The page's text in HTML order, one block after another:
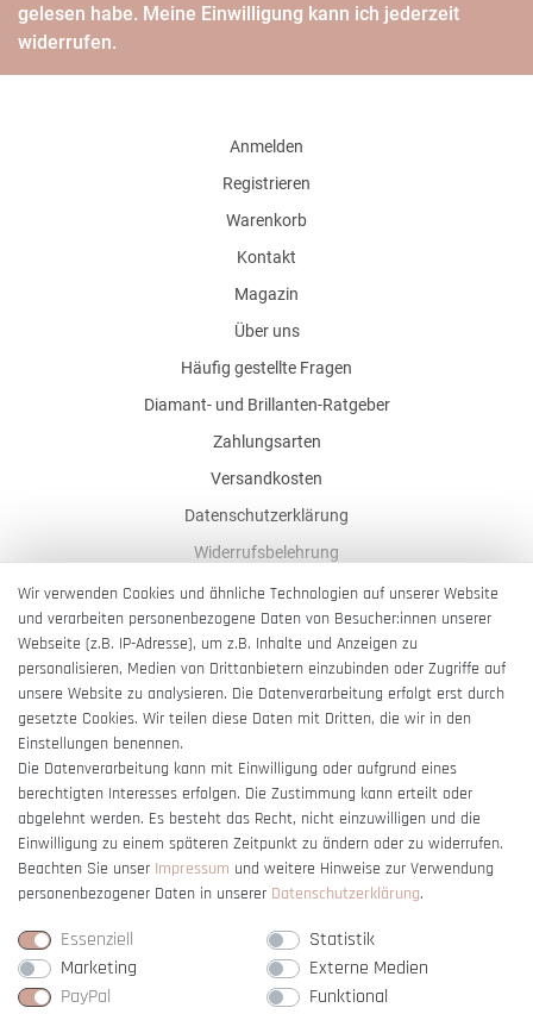
gelesen habe. Meine Einwilligung kann ich jederzeit
widerrufen.
Anmelden
Registrieren
Warenkorb
Kontakt
Magazin
Über uns
Häufig gestellte Fragen
Diamant- und Brillanten-Ratgeber
Zahlungsarten
Versandkosten
Datenschutzerklärung
Widerrufsbelehrung
AGB
Impressum
Barrierefreiheitserklärung
Vertrag widerrufen
Wir verwenden Cookies und ähnliche Technologien auf unserer Website
und verarbeiten personenbezogene Daten von Besucher:innen unserer
Webseite (z.B. IP-Adresse), um z.B. Inhalte und Anzeigen zu
personalisieren, Medien von Drittanbietern einzubinden oder Zugriffe auf
unsere Website zu analysieren. Die Datenverarbeitung erfolgt erst durch
gesetzte Cookies. Wir teilen diese Daten mit Dritten, die wir in den
Einstellungen benennen.
Die Datenverarbeitung kann mit Einwilligung oder aufgrund eines
berechtigten Interesses erfolgen. Die Zustimmung kann erteilt oder
abgelehnt werden. Es besteht das Recht, nicht einzuwilligen und die
Einwilligung zu einem späteren Zeitpunkt zu ändern oder zu widerrufen.
Beachten Sie unser Impressum und weitere Hinweise zur Verwendung
personenbezogener Daten in unserer Daten­schutz­erklärung.
Essenziell
Statistik
Marketing
Externe Medien
PayPal
Funktional